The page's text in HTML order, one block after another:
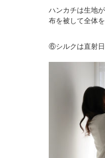
ハンカチは生地
布を被して全体
⑥シルクは直射日